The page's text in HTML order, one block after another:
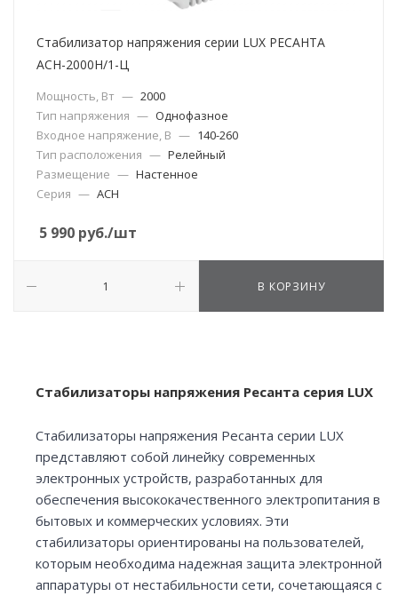
Стабилизатор напряжения серии LUX РЕСАНТА
АСН-2000Н/1-Ц
Мощность, Вт — 2000
Тип напряжения — Однофазное
Входное напряжение, В — 140-260
Тип расположения — Релейный
Размещение — Настенное
Серия — АСН
5 990 руб./шт
В КОРЗИНУ
Стабилизаторы напряжения Ресанта серия LUX
Стабилизаторы напряжения Ресанта серии LUX
представляют собой линейку современных
электронных устройств, разработанных для
обеспечения высококачественного электропитания в
бытовых и коммерческих условиях. Эти
стабилизаторы ориентированы на пользователей,
которым необходима надежная защита электронной
аппаратуры от нестабильности сети, сочетающаяся с